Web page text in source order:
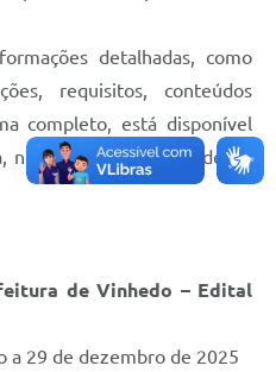
detalhadas, como
requisitos, conteúdos
completo, está disponível
no Boletim Municipal de 28
de Vinhedo – Edital
a 29 de dezembro de 2025